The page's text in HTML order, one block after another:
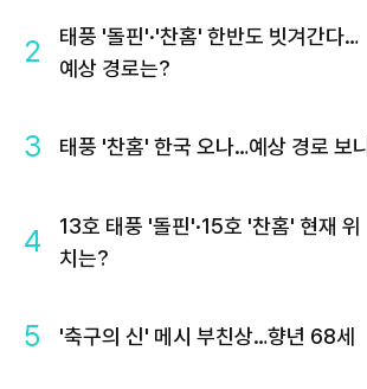
2
태풍 '돌핀'·'찬홈' 한반도 빗겨간다…
예상 경로는?
3 태풍 '찬홈' 한국 오나…예상 경로 보니
4
13호 태풍 '돌핀'·15호 '찬홈' 현재 위
치는?
5 '축구의 신' 메시 부친상…향년 68세